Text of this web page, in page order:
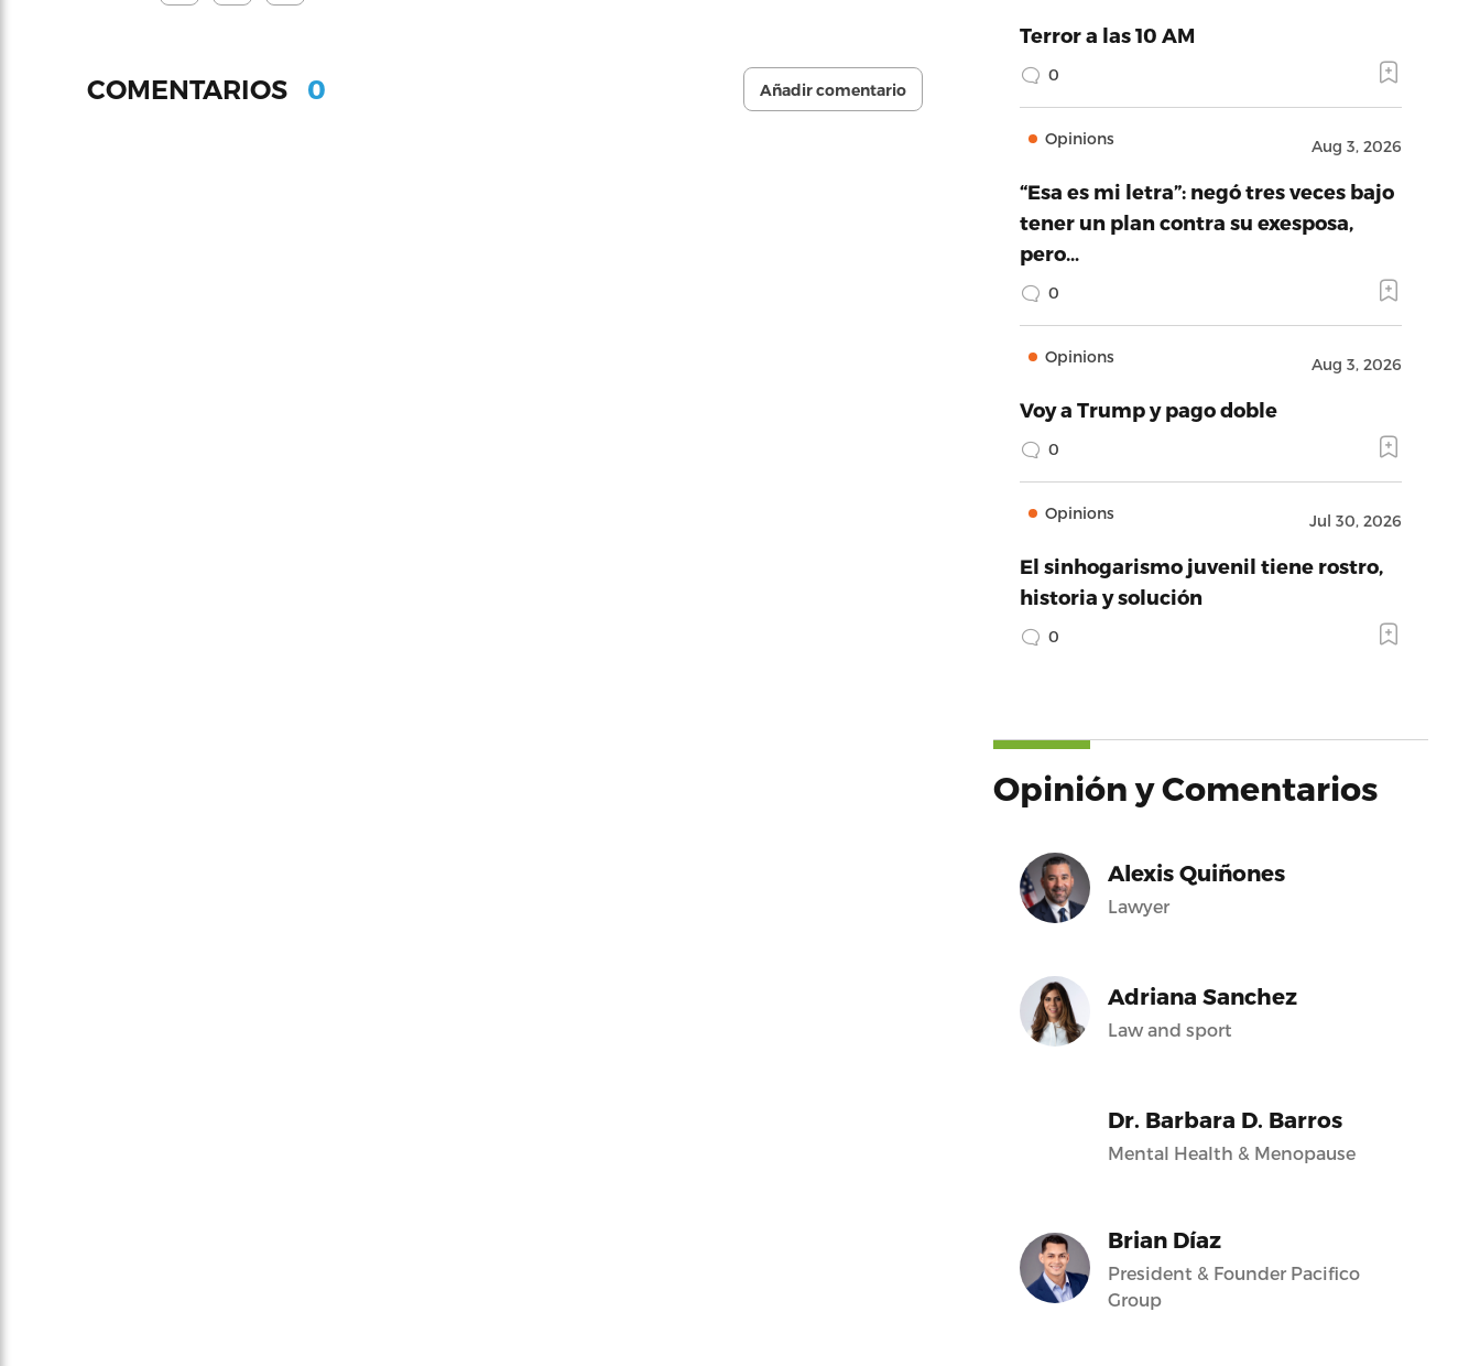
COMENTARIOS 0 Añadir comentario
Terror a las 10 AM
0
Opinions Aug 3, 2026
“Esa es mi letra”: negó tres veces bajo
tener un plan contra su exesposa,
pero…
0
Opinions Aug 3, 2026
Voy a Trump y pago doble
0
Opinions Jul 30, 2026
El sinhogarismo juvenil tiene rostro,
historia y solución
0
Opinión y Comentarios
Alexis Quiñones
Lawyer
Adriana Sanchez
Law and sport
Dr. Barbara D. Barros
Mental Health & Menopause
Brian Díaz
President & Founder Pacifico
Group